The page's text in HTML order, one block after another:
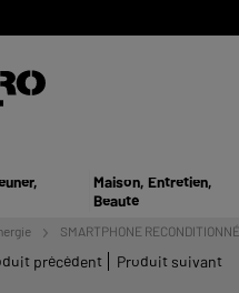
Maison, Entretien,
Beauté
SMARTPHONE RECONDITIONNÉ
précédent Produit suivant